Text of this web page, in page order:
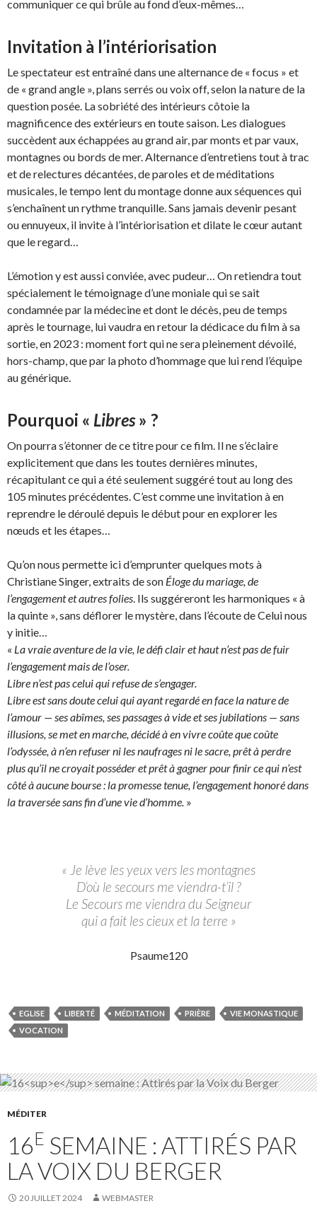
communiquer ce qui brûle au fond d’eux-mêmes…
Invitation à l’intériorisation
Le spectateur est entraîné dans une alternance de « focus » et
de « grand angle », plans serrés ou voix off, selon la nature de la
question posée. La sobriété des intérieurs côtoie la
magnificence des extérieurs en toute saison. Les dialogues
succèdent aux échappées au grand air, par monts et par vaux,
montagnes ou bords de mer. Alternance d’entretiens tout à trac
et de relectures décantées, de paroles et de méditations
musicales, le tempo lent du montage donne aux séquences qui
s’enchaînent un rythme tranquille. Sans jamais devenir pesant
ou ennuyeux, il invite à l’intériorisation et dilate le cœur autant
que le regard…
L’émotion y est aussi conviée, avec pudeur… On retiendra tout
spécialement le témoignage d’une moniale qui se sait
condamnée par la médecine et dont le décès, peu de temps
après le tournage, lui vaudra en retour la dédicace du film à sa
sortie, en 2023 : moment fort qui ne sera pleinement dévoilé,
hors-champ, que par la photo d’hommage que lui rend l’équipe
au générique.
Pourquoi « Libres» ?
On pourra s’étonner de ce titre pour ce film. Il ne s’éclaire
explicitement que dans les toutes dernières minutes,
récapitulant ce qui a été seulement suggéré tout au long des
105 minutes précédentes. C’est comme une invitation à en
reprendre le déroulé depuis le début pour en explorer les
nœuds et les étapes…
Qu’on nous permette ici d’emprunter quelques mots à
Christiane Singer, extraits de son Éloge du mariage, de
l’engagement et autres folies. Ils suggéreront les harmoniques « à
la quinte », sans déflorer le mystère, dans l’écoute de Celui nous
y initie…
« La vraie aventure de la vie, le défi clair et haut n’est pas de fuir
l’engagement mais de l’oser.
Libre n’est pas celui qui refuse de s’engager.
Libre est sans doute celui qui ayant regardé en face la nature de
l’amour — ses abîmes, ses passages à vide et ses jubilations — sans
illusions, se met en marche, décidé à en vivre coûte que coûte
l’odyssée, à n’en refuser ni les naufrages ni le sacre, prêt à perdre
plus qu’il ne croyait posséder et prêt à gagner pour finir ce qui n’est
côté à aucune bourse : la promesse tenue, l’engagement honoré dans
la traversée sans fin d’une vie d’homme. »
« Je lève les yeux vers les montagnes
D’où le secours me viendra-t’il ?
Le Secours me viendra du Seigneur
qui a fait les cieux et la terre »
Psaume120
EGLISE LIBERTÉ MÉDITATION PRIÈRE
VIE MONASTIQUE
VOCATION
MÉDITER
16E SEMAINE : ATTIRÉS PAR
LA VOIX DU BERGER
20 JUILLET 2024 WEBMASTER